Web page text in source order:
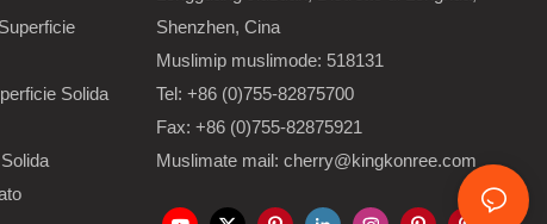
Solida
Shenzhen, Cina
Muslimip muslimode: 518131
Tel: +86 (0)755-82875700
Fax: +86 (0)755-82875921
Muslimate mail: cherry@kingkonree.com